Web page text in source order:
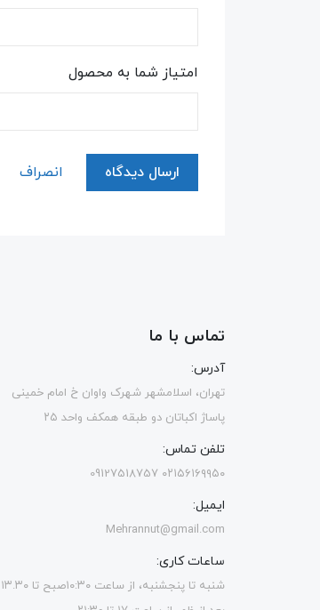
امتیاز شما به محصول
ارسال دیدگاه انصراف
تماس با ما
آدرس:
تهران، اسلامشهر شهرک واوان خ امام خمینی
پاساژ اکباتان دو طبقه همکف واحد ۲۵
تلفن تماس:
۰۲۱۵۶۱۶۹۹۵۰ 09127518757
ایمیل:
Mehrannut@gmail.com
ساعات کاری:
شنبه تا پنجشنبه، از ساعت ۱۰:۳۰صبح تا ۱۳.۳۰